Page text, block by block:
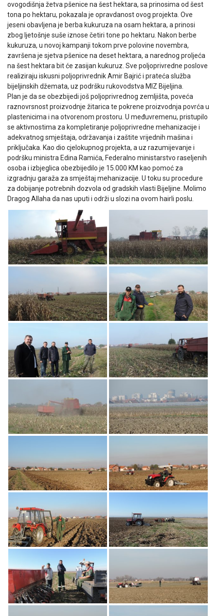
ovogodišnja žetva pšenice na šest hektara, sa prinosima od šest
tona po hektaru, pokazala je opravdanost ovog projekta. Ove
jeseni obavljena je berba kukuruza na osam hektara, a prinosi
zbog ljetošnje suše iznose četiri tone po hektaru. Nakon berbe
kukuruza, u novoj kampanji tokom prve polovine novembra,
završena je sjetva pšenice na deset hektara, a narednog proljeća
na šest hektara bit će zasijan kukuruz. Sve poljoprivredne poslove
realiziraju iskusni poljoprivrednik Amir Bajrić i prateća služba
bijeljinskih džemata, uz podršku rukovodstva MIZ Bijeljina.
Plan je da se obezbijedi još poljoprivrednog zemljišta, poveća
raznovrsnost proizvodnje žitarica te pokrene proizvodnja povrća u
plastenicima i na otvorenom prostoru. U međuvremenu, pristupilo
se aktivnostima za kompletiranje poljoprivredne mehanizacije i
adekvatnog smještaja, održavanja i zaštite vrijednih mašina i
priključaka. Kao dio cjelokupnog projekta, a uz razumijevanje i
podršku ministra Edina Ramića, Federalno ministarstvo raseljenih
osoba i izbjeglica obezbijedilo je 15.000 KM kao pomoć za
izgradnju garaža za smještaj mehanizacije. U toku su procedure
za dobijanje potrebnih dozvola od gradskih vlasti Bijeljine. Molimo
Dragog Allaha da nas uputi i održi u slozi na ovom hairli poslu.